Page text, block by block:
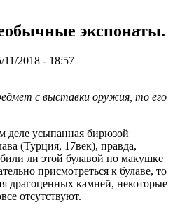
экспонаты.
11/2018 - 18:57
с выставки оружия, то его
деле усыпанная бирюзой
(Турция, 17век), правда,
ли этой булавой по макушке
присмотреться к булаве, то
драгоценных камней, некоторые
отсутствуют.